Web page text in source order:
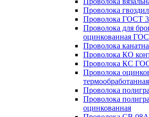
Проволока
Проволока ГОСТ
Проволока для
оцинкованная
Проволока
Проволока КО
Проволока КС
Проволока
термообработанная
Проволока
Проволока
оцинкованная